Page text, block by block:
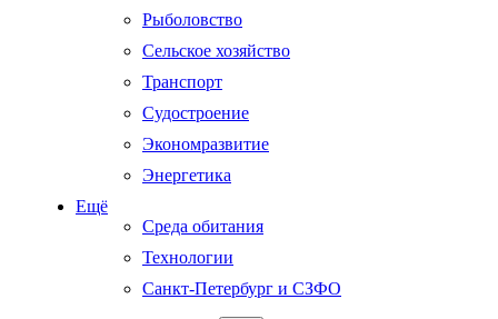
Рыболовство
Сельское хозяйство
Транспорт
Судостроение
Экономразвитие
Энергетика
Ещё
Среда обитания
Технологии
Санкт-Петербург и СЗФО